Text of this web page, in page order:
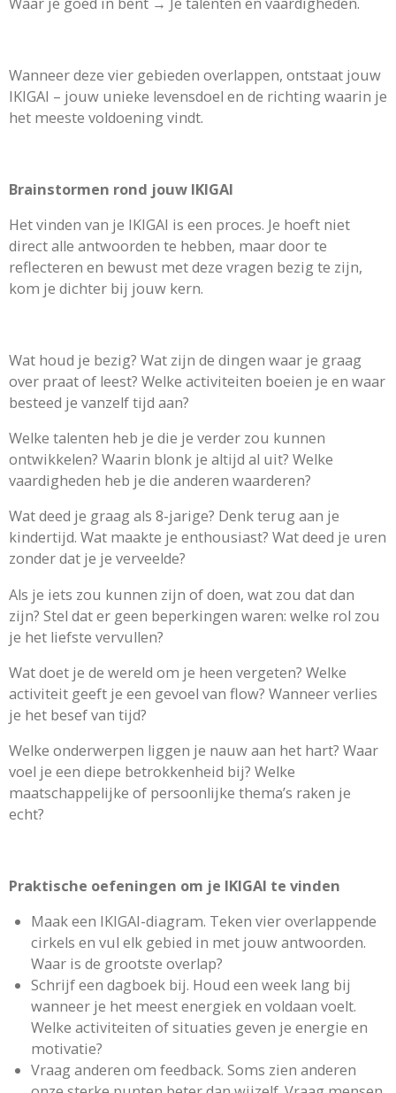
Wanneer deze vier gebieden overlappen, ontstaat jouw
IKIGAI – jouw unieke levensdoel en de richting waarin je
het meeste voldoening vindt.
Brainstormen rond jouw IKIGAI
Het vinden van je IKIGAI is een proces. Je hoeft niet
direct alle antwoorden te hebben, maar door te
reflecteren en bewust met deze vragen bezig te zijn,
kom je dichter bij jouw kern.
Wat houd je bezig? Wat zijn de dingen waar je graag
over praat of leest? Welke activiteiten boeien je en waar
besteed je vanzelf tijd aan?
Welke talenten heb je die je verder zou kunnen
ontwikkelen? Waarin blonk je altijd al uit? Welke
vaardigheden heb je die anderen waarderen?
Wat deed je graag als 8-jarige? Denk terug aan je
kindertijd. Wat maakte je enthousiast? Wat deed je uren
zonder dat je je verveelde?
Als je iets zou kunnen zijn of doen, wat zou dat dan
zijn? Stel dat er geen beperkingen waren: welke rol zou
je het liefste vervullen?
Wat doet je de wereld om je heen vergeten? Welke
activiteit geeft je een gevoel van flow? Wanneer verlies
je het besef van tijd?
Welke onderwerpen liggen je nauw aan het hart? Waar
voel je een diepe betrokkenheid bij? Welke
maatschappelijke of persoonlijke thema’s raken je
echt?
Praktische oefeningen om je IKIGAI te vinden
Maak een IKIGAI-diagram. Teken vier overlappende
cirkels en vul elk gebied in met jouw antwoorden.
Waar is de grootste overlap?
Schrijf een dagboek bij. Houd een week lang bij
wanneer je het meest energiek en voldaan voelt.
Welke activiteiten of situaties geven je energie en
motivatie?
Vraag anderen om feedback. Soms zien anderen